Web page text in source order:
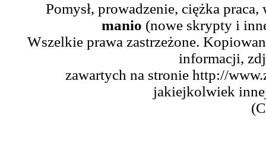
Pomysł, prowadzenie, ciężka
manio (nowe skrypty i
Wszelkie prawa zastrzeżone.
informacji,
zawartych na stronie http://
jakiejkolwiek